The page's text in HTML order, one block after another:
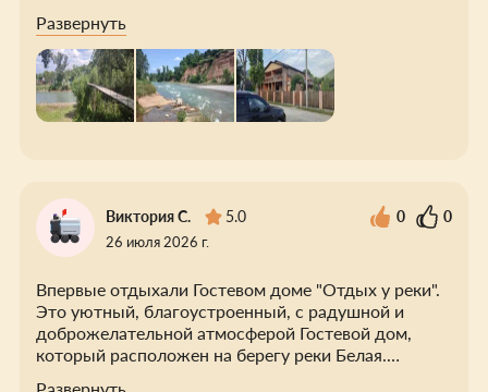
прекрасны и выбор есть. 2.Бассейн - он
небольшой, но чистый и всегда можно окунуться.
3.Река Белая - протекает перед крыльцом дома, из
номера можно увидеть её бурный поток, лежа на
кровати. Идеальный вид во все стороны. 4.Все
для поездок на лошадях. По гостевому дому: всё
супер, хозяин Александр очень вежливый и
гостеприимный. Персонал отличный. Рекомендую
Развернуть
Виктория С. 5.0 0 0
26 июля 2026 г.
Впервые отдыхали Гостевом доме "Отдых у реки".
Это уютный, благоустроенный, с радушной и
доброжелательной атмосферой Гостевой дом,
который расположен на берегу реки Белая.
Развернуть